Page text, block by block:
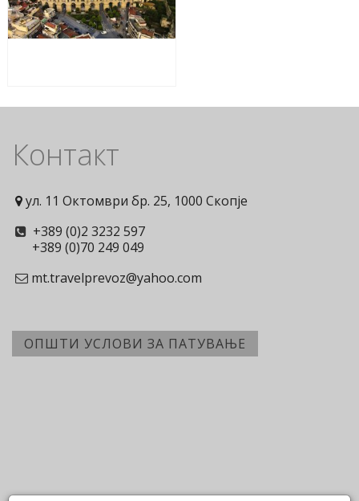
Контакт
ул. 11 Октомври бр. 25, 1000 Скопје
+389 (0)2 3232 597
+389 (0)70 249 049
mt.travelprevoz@yahoo.com
ОПШТИ УСЛОВИ ЗА ПАТУВАЊЕ